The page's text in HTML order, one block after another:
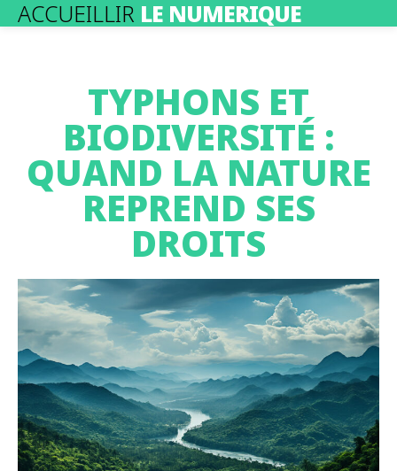
ACCUEILLIR LE NUMERIQUE
TYPHONS ET
BIODIVERSITÉ :
QUAND LA NATURE
REPREND SES
DROITS